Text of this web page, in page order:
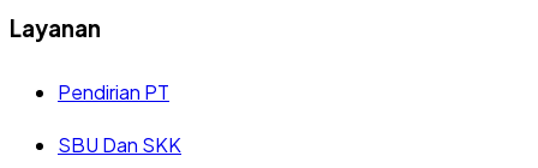
Layanan
Pendirian PT
SBU Dan SKK